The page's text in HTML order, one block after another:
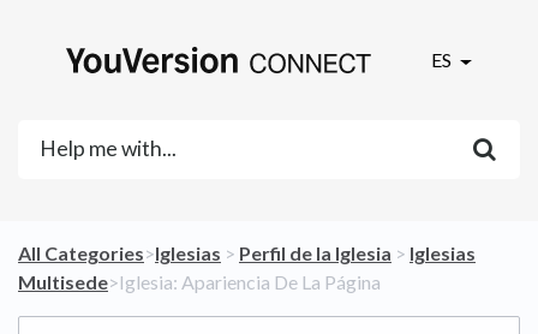
ES
All Categories​>​​Iglesias ​ > ​ ​Perfil de la Iglesia ​ > ​ ​Iglesias
Multisede​>​ Iglesia: Apariencia De La Página